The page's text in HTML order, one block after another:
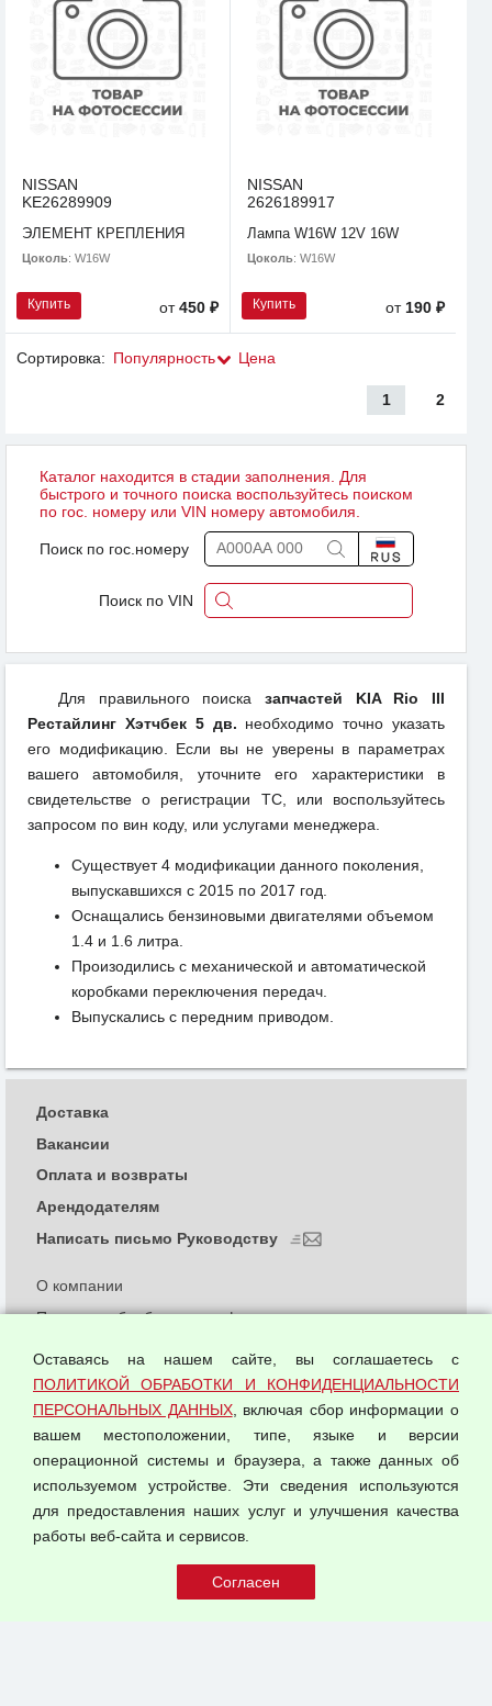
NISSAN
KE26289909
ЭЛЕМЕНТ КРЕПЛЕНИЯ
Цоколь: W16W
Купить от450 ₽
NISSAN
2626189917
Лампа W16W 12V 16W
Цоколь: W16W
Купить от 190 ₽
Сортировка: Популярность Цена
1 2
Каталог находится в стадии заполнения. Для
быстрого и точного поиска воспользуйтесь поиском
по гос. номеру или VIN номеру автомобиля.
Поиск по гос.номеру
Поиск по VIN
Для правильного поиска запчастей KIA Rio III
Рестайлинг Хэтчбек 5 дв. необходимо точно указать
его модификацию. Если вы не уверены в параметрах
вашего автомобиля, уточните его характеристики в
свидетельстве о регистрации ТС, или воспользуйтесь
запросом по вин коду, или услугами менеджера.
Существует 4 модификации данного поколения,
выпускавшихся с 2015 по 2017 год.
Оснащались бензиновыми двигателями объемом
1.4 и 1.6 литра.
Произодились с механической и автоматической
коробками переключения передач.
Выпускались с передним приводом.
© 2026 ООО "Феникс"
О компании
Политика обработки и конфиденциальности
Согласием на обработку персональных данных
Оферта оптовой купли-продажи
Публичная оферта
Доставка
Вакансии
Оплата и возвраты
Арендодателям
Написать письмо Руководству
Оставаясь на нашем сайте, вы соглашаетесь с
ПОЛИТИКОЙ ОБРАБОТКИ И КОНФИДЕНЦИАЛЬНОСТИ
ПЕРСОНАЛЬНЫХ ДАННЫХ, включая сбор информации о
вашем местоположении, типе, языке и версии
операционной системы и браузера, а также данных об
используемом устройстве. Эти сведения используются
для предоставления наших услуг и улучшения качества
работы веб-сайта и сервисов.